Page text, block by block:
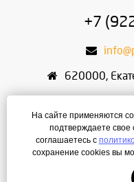
+7
620000,
ИНН:
ОГРН:
На сайте применяются
подтверждаете свое
соглашаетесь с
сохранение cookies вы